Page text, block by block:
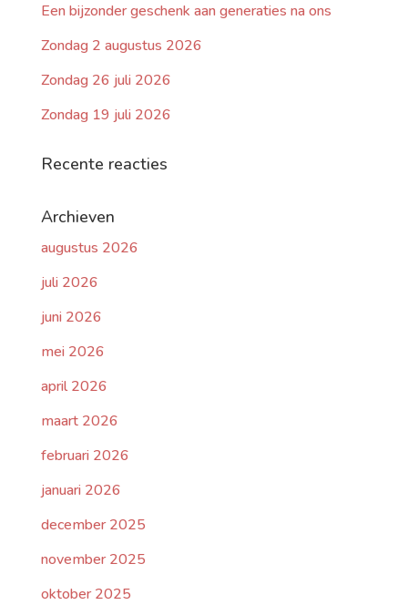
Een bijzonder geschenk aan generaties na ons
Zondag 2 augustus 2026
Zondag 26 juli 2026
Zondag 19 juli 2026
Recente reacties
Archieven
augustus 2026
juli 2026
juni 2026
mei 2026
april 2026
maart 2026
februari 2026
januari 2026
december 2025
november 2025
oktober 2025